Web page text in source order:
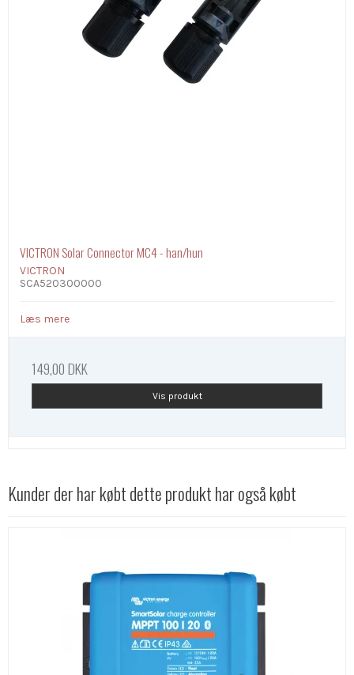
VICTRON Solar Connector MC4 - han/hun
VICTRON
SCA520300000
Læs mere
149,00 DKK
Vis produkt
Kunder der har købt dette produkt har også købt